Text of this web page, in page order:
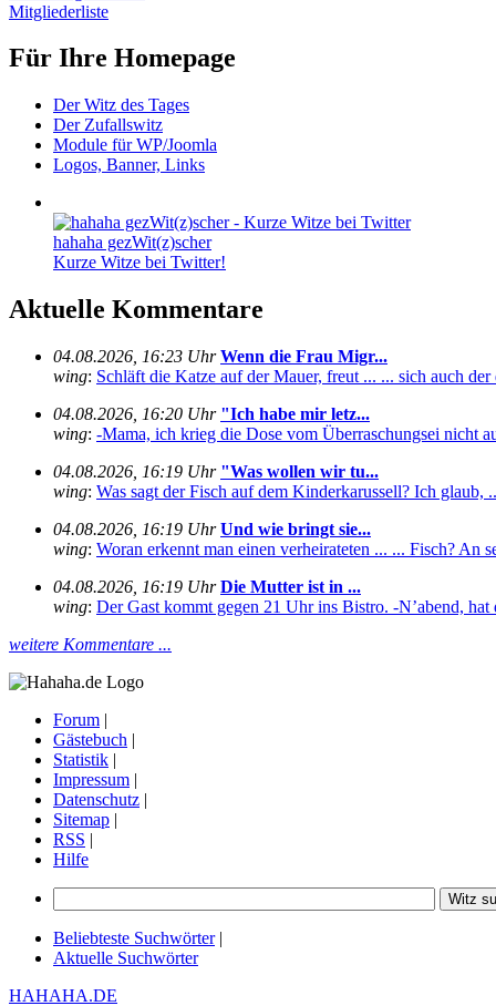
Mitgliederliste
Für Ihre Homepage
Der Witz des Tages
Der Zufallswitz
Module für WP/Joomla
Logos, Banner, Links
hahaha gezWit(z)scher
Kurze Witze bei Twitter!
Aktuelle Kommentare
04.08.2026, 16:23 Uhr Wenn die Frau Migr...
wing: Schläft die Katze auf der Mauer, freut ... ... sich auch der
04.08.2026, 16:20 Uhr "Ich habe mir letz...
wing: -Mama, ich krieg die Dose vom Überraschungsei nicht
04.08.2026, 16:19 Uhr "Was wollen wir tu...
wing: Was sagt der Fisch auf dem Kinderkarussell? Ich glaub,
04.08.2026, 16:19 Uhr Und wie bringt sie...
wing: Woran erkennt man einen verheirateten ... ... Fisch? An
04.08.2026, 16:19 Uhr Die Mutter ist in ...
wing: Der Gast kommt gegen 21 Uhr ins Bistro. -N’abend,
weitere Kommentare ...
Forum |
Gästebuch |
Statistik |
Impressum |
Datenschutz |
Sitemap |
RSS |
Hilfe
Beliebteste Suchwörter|
Aktuelle Suchwörter
HAHAHA.DE